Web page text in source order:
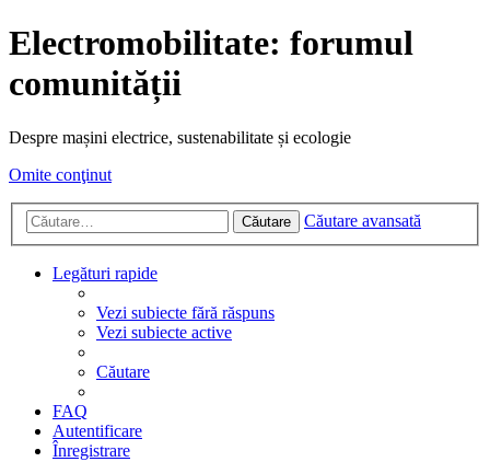
Electromobilitate: forumul
comunității
Despre mașini electrice, sustenabilitate și ecologie
Omite conţinut
Căutare Căutare avansată
Legături rapide
Vezi subiecte fără răspuns
Vezi subiecte active
Căutare
FAQ
Autentificare
Înregistrare